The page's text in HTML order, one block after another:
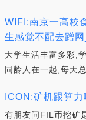
WIFI:南京一高校
生感觉不配去蹭
大学生活丰富多彩,
同龄人在一起,每天
ICON:矿机跟算
有朋友问FIL币挖矿